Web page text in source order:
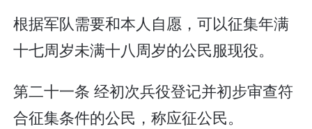
根据军队需要和本人自愿，可以征集年满
十七周岁未满十八周岁的公民服现役。
第二十一条 经初次兵役登记并初步审查符
合征集条件的公民，称应征公民。